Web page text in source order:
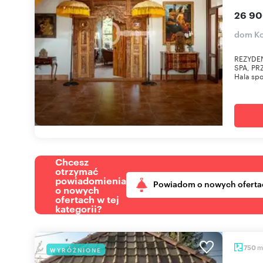
26
dom
SPA,
Hala
Chcesz
otrzymać
powiadomienia
o nowych
ofertach w tej
kategorii?
Powiadom o nowych
WYRÓŻNIONE 750 m